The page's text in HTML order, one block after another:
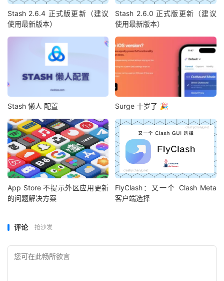
Stash 2.6.4 正式版更新（建议
使用最新版本）
Stash 2.6.0 正式版更新（建议
使用最新版本）
Stash 懒人 配置 Surge 十岁了 🎉
App Store 不提示外区应用更新
的问题解决方案
FlyClash：又一个 Clash Meta
客户端选择
评论 抢沙发